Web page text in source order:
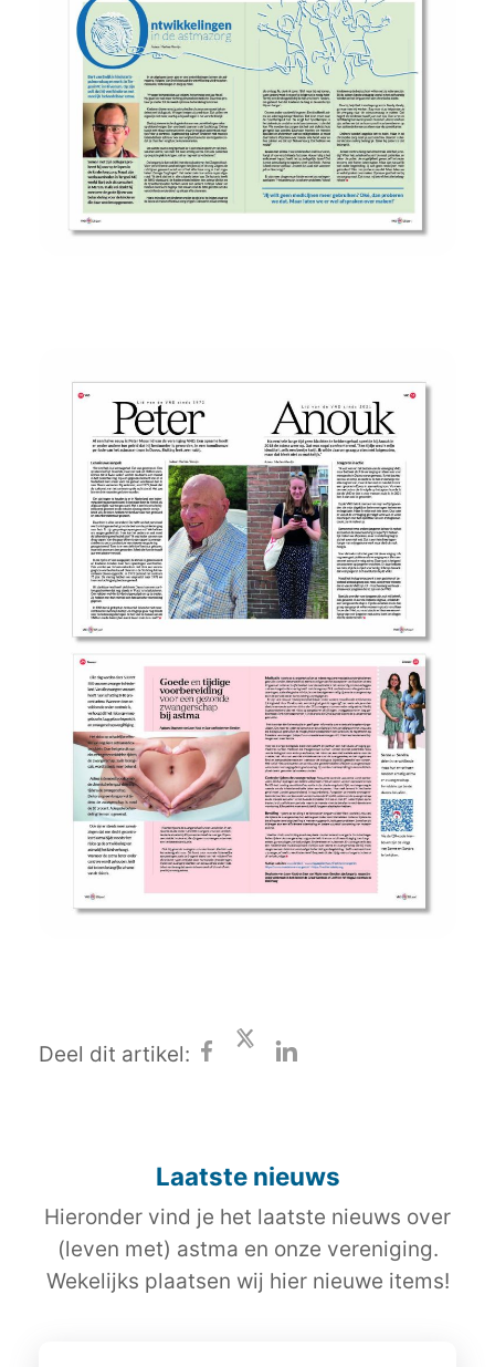
Deel dit artikel:
Laatste nieuws
Hieronder vind je het laatste nieuws over
(leven met) astma en onze vereniging.
Wekelijks plaatsen wij hier nieuwe items!